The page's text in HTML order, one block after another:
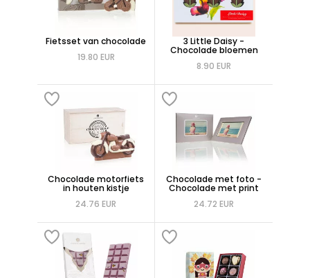
Fietsset van chocolade
19.80 EUR
3 Little Daisy -
Chocolade bloemen
8.90 EUR
Chocolade motorfiets
in houten kistje
24.76 EUR
Chocolade met foto -
Chocolade met print
24.72 EUR